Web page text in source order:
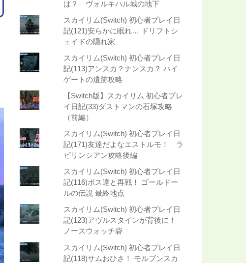
は？ ヴォルキハル城の地下
スカイリム(Switch) 初心者プレイ日
記(121)安らかに眠れ… ドリフトシ
ェイドの隠れ家
スカイリム(Switch) 初心者プレイ日
記(113)アンスカ？ナンスカ？ ハイ
ゲートの遺跡攻略
【Switch版】スカイリム 初心者プレ
イ日記(33)ダストマンの石塚攻略
（前編）
スカイリム(Switch) 初心者プレイ日
記(171)友達だよなエストルモ！ ラ
ビリンシアン攻略後編
スカイリム(Switch) 初心者プレイ日
記(116)ボス達と再戦！ ゴールドー
ルの伝説 最終地点
スカイリム(Switch) 初心者プレイ日
記(123)アヴルスタインが背後に！
ノースウォッチ砦
スカイリム(Switch) 初心者プレイ日
記(118)サムおひさ！ モルブンスカ